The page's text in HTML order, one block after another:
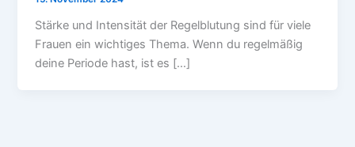
Stärke und Intensität der Regelblutung sind für viele
Frauen ein wichtiges Thema. Wenn du regelmäßig
deine Periode hast, ist es […]